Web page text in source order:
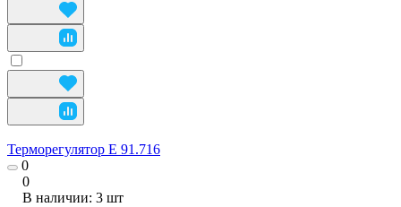
Терморегулятор Е 91.716
0
0
В наличии: 3 шт